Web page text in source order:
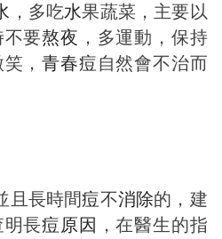
，多吃水果蔬菜，主要以
不要熬夜 ，多運動，保持
笑，青春痘自然會不治而
且長時間痘不消除的，建
明長痘原因 ，在醫生的指